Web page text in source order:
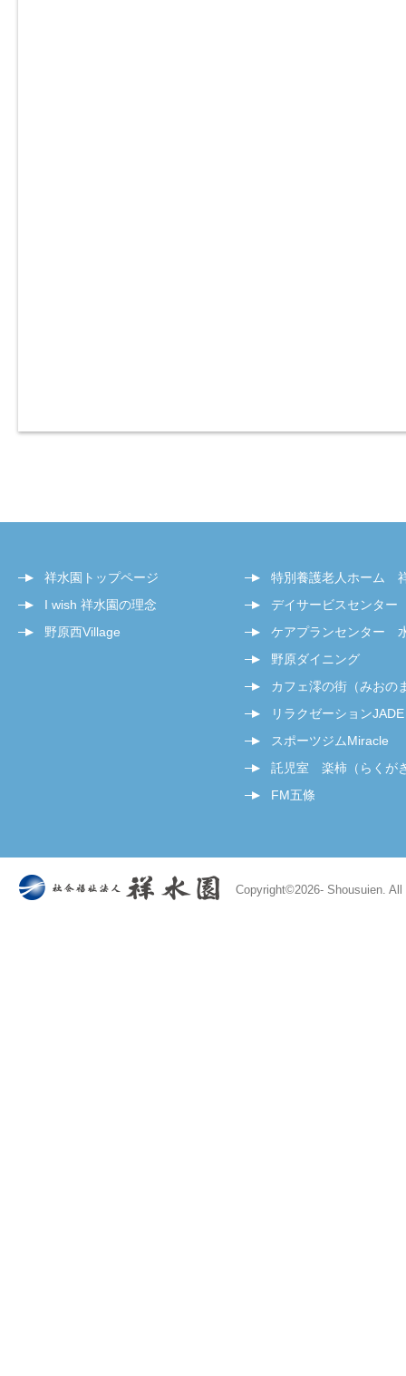
祥水園トップページ
I wish 祥水園の理念
野原西Village
特別養護老人ホーム
デイサービスセンタ
ケアプランセンター
野原ダイニング
カフェ澪の街（みおの
リラクゼーションJADE
スポーツジムMiracle
託児室 楽柿（らくが
FM五條
Copyright©2026- Shousuien.